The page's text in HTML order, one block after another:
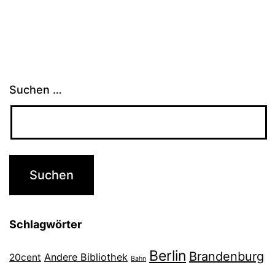
Suchen …
Schlagwörter
20cent Andere Bibliothek Bahn Berlin Brandenburg